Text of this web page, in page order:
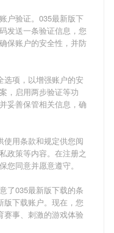
户验证。 035最新版下
发送一条验证信息，您
保账户的安全性，并防
选项，以增强账户的安
，启用两步验证等功
妥善保管相关信息，确
使用条款和规定供您阅
政策等内容。在注册之
您同意并愿意遵守。
了035最新版下载的条
版下载账户。现在，您
赛事、刺激的游戏体验